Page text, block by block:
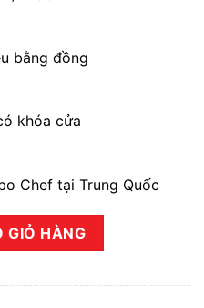
bằng đồng
khóa cửa
Chef tại Trung Quốc
số lượng
GIỎ HÀNG